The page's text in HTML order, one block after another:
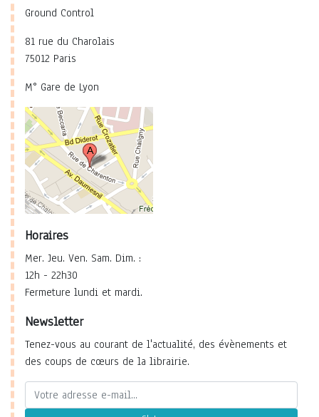
Ground Control
81 rue du Charolais
75012 Paris
M° Gare de Lyon
Horaires
Mer. Jeu. Ven. Sam. Dim. :
12h - 22h30
Fermeture lundi et mardi.
Newsletter
Tenez-vous au courant de l'actualité, des évènements et
des coups de cœurs de la librairie.